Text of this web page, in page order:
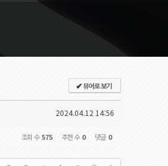
✔뷰어로 보기
2024.04.12 14:56
조회 수575 추천 수 0 댓글 0